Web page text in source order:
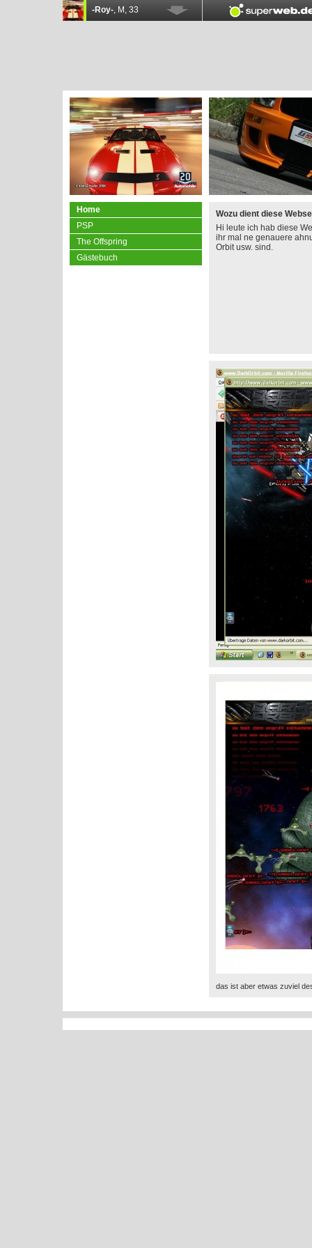
Home
PSP
The Offspring
Gästebuch
Wozu dient diese
Hi leute ich hab diese
ihr mal ne genauere
Orbit usw. sind.
das ist aber etwas zuviel